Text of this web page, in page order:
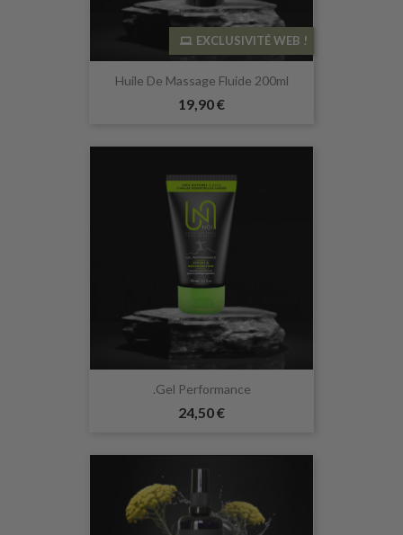
Huile De Massage Fluide 200ml
19,90 €
EXCLUSIVITÉ WEB !
.Gel Performance
24,50 €